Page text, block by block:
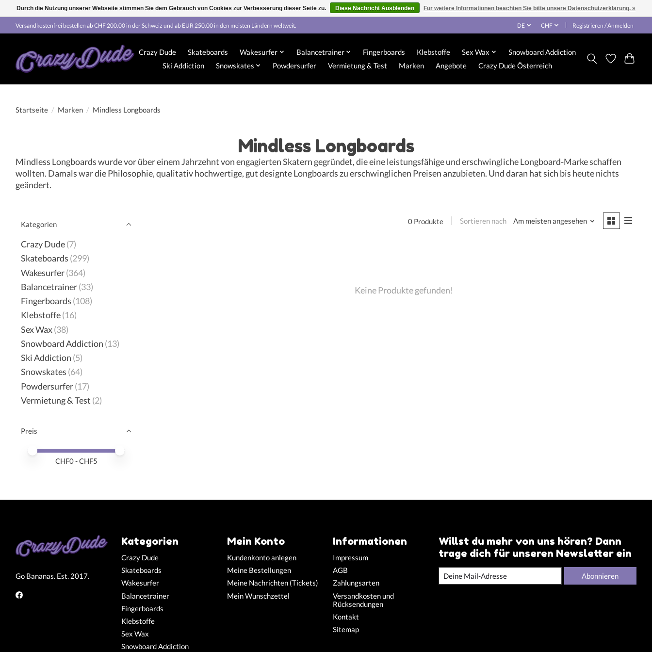
Versandkostenfrei bestellen ab CHF 200.00 in der Schweiz und ab EUR 250.00 in den meisten Ländern weltweit. DE CHF Registrieren / Anmelden
Crazy Dude Skateboards Wakesurfer Balancetrainer Fingerboards Klebstoffe Sex Wax
Snowboard Addiction
Ski Addiction
Snowskates Powdersurfer Vermietung & Test Marken Angebote Crazy Dude Österreich
Startseite / Marken / Mindless Longboards
Mindless Longboards
Mindless Longboards wurde vor über einem Jahrzehnt von engagierten Skatern gegründet, die eine leistungsfähige und erschwingliche Longboard-Marke schaffen
wollten. Damals war die Philosophie, qualitativ hochwertige, gut designte Longboards zu erschwinglichen Preisen anzubieten. Und daran hat sich bis heute nichts
geändert.
Kategorien
Crazy Dude(7)
Skateboards (299)
Wakesurfer(364)
Balancetrainer(33)
Fingerboards (108)
Klebstoffe(16)
Sex Wax(38)
Snowboard Addiction (13)
Ski Addiction (5)
Snowskates (64)
Powdersurfer(17)
Vermietung & Test (2)
Preis
Preis – Mindestwert
Price maximum value
CHF0- CHF5
0 Produkte Sortieren nach Am meisten angesehen
Keine Produkte gefunden!
Go Bananas. Est. 2017.
Kategorien
Crazy Dude
Skateboards
Wakesurfer
Balancetrainer
Fingerboards
Klebstoffe
Sex Wax
Snowboard Addiction
Mein Konto
Kundenkonto anlegen
Meine Bestellungen
Meine Nachrichten (Tickets)
Mein Wunschzettel
Informationen
Impressum
AGB
Zahlungsarten
Versandkosten und
Rücksendungen
Kontakt
Sitemap
Willst du mehr von uns hören? Dann
trage dich für unseren Newsletter ein
Abonnieren
Durch die Nutzung unserer Webseite stimmen Sie dem Gebrauch von Cookies zur Verbesserung dieser Seite zu. Diese Nachricht Ausblenden Für weitere Informationen beachten Sie bitte unsere Datenschutzerklärung. »